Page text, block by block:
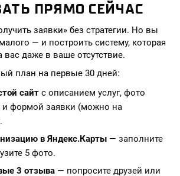
ПРЯМО СЕЙЧАС
заявки» без стратегии. Но вы
— и построить систему, которая
вас даже в ваше отсутствие.
план на первые 30 дней:
сайт с описанием услуг, фото
и формой заявки (можно на
в Яндекс.Карты — заполните
5 фото.
3 отзыва — попросите друзей или